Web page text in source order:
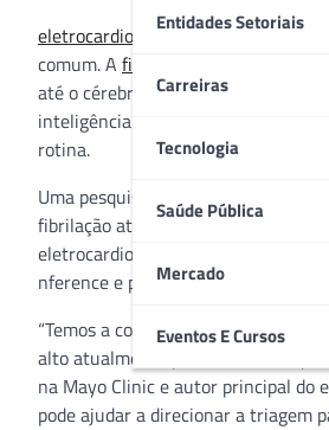
Entidades Setoriais
Carreiras
Tecnologia
Saúde Pública
Mercado
Eventos E Cursos
eletrocardiogramasde pacientes
comum. A fibrilação atrial
é um
até o cérebro e causar um
,
inteligência artificial identificou
rotina.
Uma pesquisa prévia já havia
fibrilação atrial previamente
eletrocardiograma é licenciado
nference e pela Mayo Clinic.
“Temos a convicção de que os
alto atualmente para fazer com
na Mayo Clinic e autor principal do
pode ajudar a direcionar a triagem